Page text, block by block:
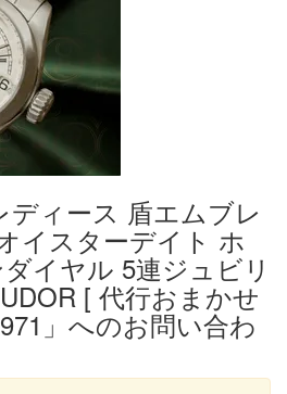
ディース 盾エムブレ
イスターデイト ホ
イヤル 5連ジュビリ
[ 代行おまかせ
」へのお問い合わ